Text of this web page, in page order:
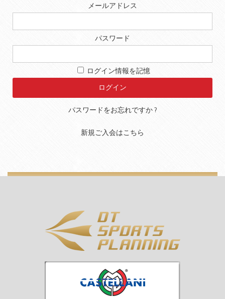
メールアドレス
パスワード
ログイン情報を記憶
パスワードをお忘れですか ?
新規ご入会はこちら